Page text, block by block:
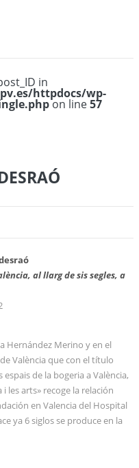
in
httpdocs/wp-
on line57
al llarg de sis segles, a
Hernández Merino y en el
València que con el título
de la bogeria a València,
i les arts» recoge la relación
en Valencia del Hospital
ya 6 siglos se produce en la